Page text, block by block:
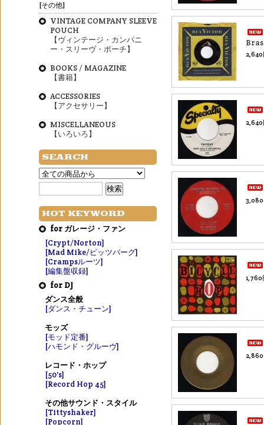
2,640
2,640
1,760
[その他]
VINTAGE COMPANY SLEEVE
POUCH
【ヴィンテージ・カンパニ
ー・スリーヴ・ポーチ】
BOOKS / MAGAZINE
【書籍】
ACCESSORIES
【アクセサリー】
MISCELLANEOUS
【いろいろ】
SEARCH
HOT KEYWORD
for ガレージ・ファン
[Crypt/Norton]
[Mad Mike/ピッツバーグ]
[Crampsルーツ]
[編集盤収録]
for DJ
ダンス全般
[ダンス・チューン]
モッズ
[モッド定番]
[ハモンド・グルーヴ]
レコード・ホップ
[50's]
[Record Hop 45]
その他サウンド・スタイル
[Tittyshaker]
[Popcorn]